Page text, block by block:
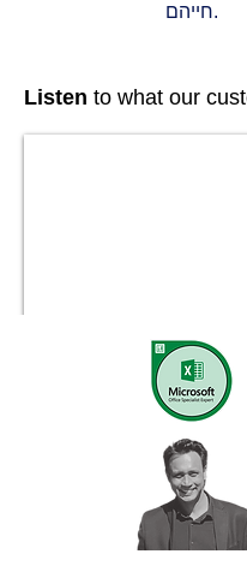
חייהם.
Listen to what our